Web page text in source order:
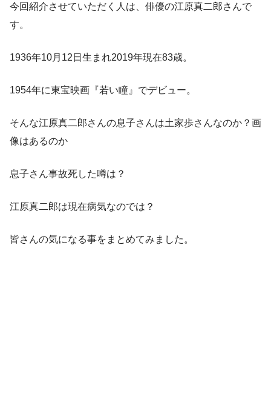
今回紹介させていただく人は、俳優の江原真二郎さんで
す。
1936年10月12日生まれ2019年現在83歳。
1954年に東宝映画『若い瞳』でデビュー。
そんな江原真二郎さんの息子さんは土家歩さんなのか？画
像はあるのか
息子さん事故死した噂は？
江原真二郎は現在病気なのでは？
皆さんの気になる事をまとめてみました。